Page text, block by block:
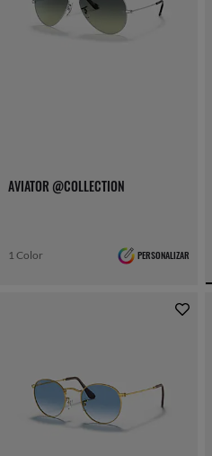
AVIATOR @COLLECTION
1 Color PERSONALIZAR